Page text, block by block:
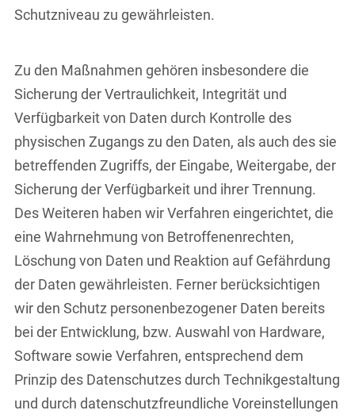
Schutzniveau zu gewährleisten.
Zu den Maßnahmen gehören insbesondere die
Sicherung der Vertraulichkeit, Integrität und
Verfügbarkeit von Daten durch Kontrolle des
physischen Zugangs zu den Daten, als auch des sie
betreffenden Zugriffs, der Eingabe, Weitergabe, der
Sicherung der Verfügbarkeit und ihrer Trennung.
Des Weiteren haben wir Verfahren eingerichtet, die
eine Wahrnehmung von Betroffenenrechten,
Löschung von Daten und Reaktion auf Gefährdung
der Daten gewährleisten. Ferner berücksichtigen
wir den Schutz personenbezogener Daten bereits
bei der Entwicklung, bzw. Auswahl von Hardware,
Software sowie Verfahren, entsprechend dem
Prinzip des Datenschutzes durch Technikgestaltung
und durch datenschutzfreundliche Voreinstellungen